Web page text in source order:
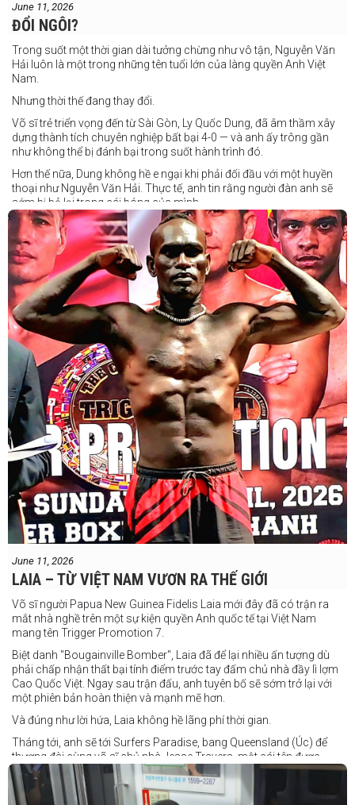
June 11, 2026
ĐỔI NGÔI?
Trong suốt một thời gian dài tưởng chừng như vô tận, Nguyễn Văn
Hải luôn là một trong những tên tuổi lớn của làng quyền Anh Việt
Nam.
Nhưng thời thế đang thay đổi.
Võ sĩ trẻ triển vọng đến từ Sài Gòn, Ly Quốc Dung, đã âm thầm xây
dựng thành tích chuyên nghiệp bất bại 4-0 — và anh ấy trông gần
như không thể bị đánh bại trong suốt hành trình đó.
Hơn thế nữa, Dung không hề e ngại khi phải đối đầu với một huyền
thoại như Nguyễn Văn Hải. Thực tế, anh tin rằng người đàn anh sẽ
sớm bị bỏ lại trong cái bóng của mình.
Dung nói rằng anh quá nhanh, quá khó nắm bắt, và đơn giản là quá
điển trai đối với “Hanoi Hitman”.
Và biết đâu anh ấy đúng.
Chúng ta sẽ có câu trả lời vào Chủ Nhật, ngày 21 tháng 6
June 11, 2026
LAIA – TỪ VIỆT NAM VƯƠN RA THẾ GIỚI
Võ sĩ người Papua New Guinea Fidelis Laia mới đây đã có trận ra
mắt nhà nghề trên một sự kiện quyền Anh quốc tế tại Việt Nam
mang tên Trigger Promotion 7.
Biệt danh "Bougainville Bomber", Laia đã để lại nhiều ấn tượng dù
phải chấp nhận thất bại tính điểm trước tay đấm chủ nhà đầy lì lợm
Cao Quốc Việt. Ngay sau trận đấu, anh tuyên bố sẽ sớm trở lại với
một phiên bản hoàn thiện và mạnh mẽ hơn.
Và đúng như lời hứa, Laia không hề lãng phí thời gian.
Tháng tới, anh sẽ tới Surfers Paradise, bang Queensland (Úc) để
thượng đài cùng võ sĩ chủ nhà Jesse Travers, một cái tên được
đánh giá là có thực lực nhưng vẫn chưa nhận được sự chú ý tương
xứng.